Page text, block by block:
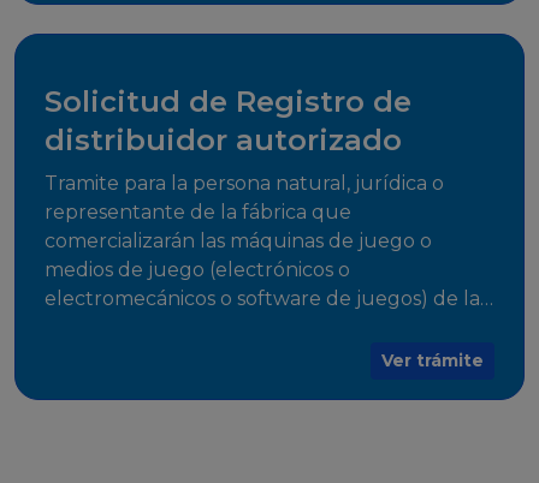
Solicitud de Registro de
distribuidor autorizado
Tramite para la persona natural, jurídica o
representante de la fábrica que
comercializarán las máquinas de juego o
medios de juego (electrónicos o
electromecánicos o software de juegos) de las
Ver trámite